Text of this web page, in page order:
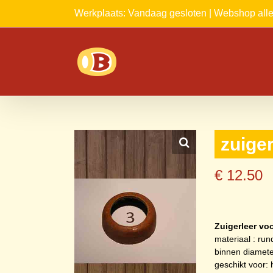
Werkplaats: Vandaag gesloten | Webshop
€ 12.50
Zuigerleer
materiaal :
binnen
geschikt voor: